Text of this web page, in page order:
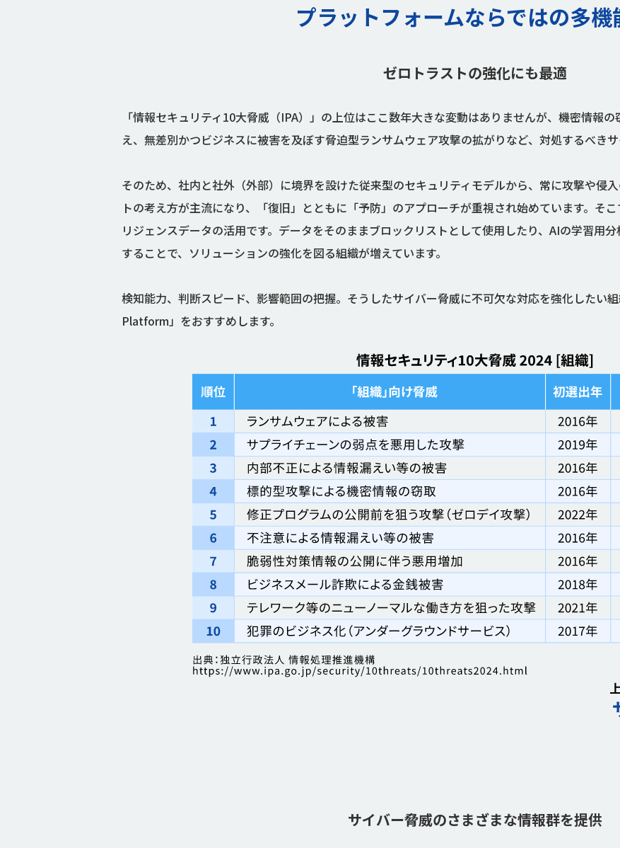
プラットフォームならではの多機
ゼロトラストの強化にも最適
「情報セキュリティ10大脅威（IPA）」の上位はここ数年大きな変動はありませんが、機密情報
え、無差別かつビジネスに被害を及ぼす脅迫型ランサムウェア攻撃の拡がりなど、対処するべき
そのため、社内と社外（外部）に境界を設けた従来型のセキュリティモデルから、常に攻撃や侵
トの考え方が主流になり、「復旧」とともに「予防」のアプローチが重視され始めています。そ
リジェンスデータの活用です。データをそのままブロックリストとして使用したり、AIの学習用
することで、ソリューションの強化を図る組織が増えています。
検知能力、判断スピード、影響範囲の把握。そうしたサイバー脅威に不可欠な対応を強化した
Platform」をおすすめします。
サイバー脅威のさまざまな情報群を提供